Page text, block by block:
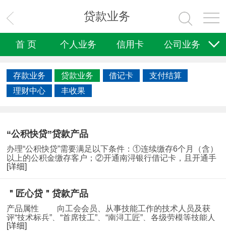
企业文化 发展历程 荣誉奖项
机构网点 联系我们 与投资者关系
本行介绍
贷款业务
首 页 个人业务 信用卡 公司业务
国际业务 理财业务 电子银行 普惠金融
文明创建 关于我们
存款业务 贷款业务 借记卡
支付结算
理财中心
丰收果
“公积快贷”贷款产品
办理“公积快贷”需要满足以下条件：①连续缴存6个月（含）
以上的公积金缴存客户；②开通南浔银行借记卡，且开通手
机银行的客户。贷款期限分一年期和三年期贷款利率按实际
[详细]
＂匠心贷＂贷款产品
产品属性 向工会会员、从事技能工作的技术人员及获
评“技术标兵”、“首席技工”、“南浔工匠”、各级劳模等技能人
才发放的用于生产经营和生活消费的个人贷款。产品对象劳
[详细]